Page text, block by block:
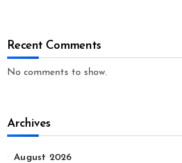
Recent Comments
No comments to show.
Archives
August 2026